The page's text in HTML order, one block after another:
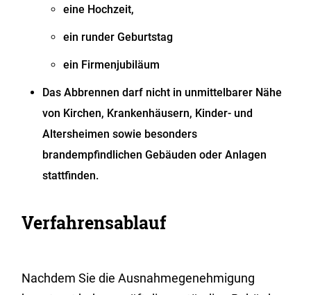
eine Hochzeit,
ein runder Geburtstag
ein Firmenjubiläum
Das Abbrennen darf nicht in unmittelbarer Nähe
von Kirchen, Krankenhäusern, Kinder- und
Altersheimen sowie besonders
brandempfindlichen Gebäuden oder Anlagen
stattfinden.
Verfahrensablauf
Nachdem Sie die Ausnahmegenehmigung